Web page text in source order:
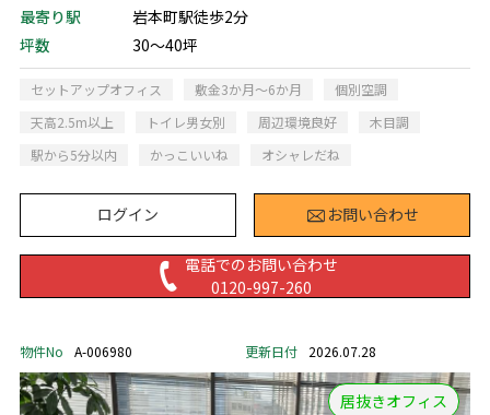
最寄り駅
岩本町駅徒歩2分
坪数
30～40坪
セットアップオフィス 敷金3か月～6か月
個別空調
天高2.5m以上
トイレ男女別 周辺環境良好
木目調
駅から5分以内
かっこいいね オシャレだね
ログイン お問い合わせ
電話でのお問い合わせ
0120-997-260
物件No A-006980 更新日付 2026.07.28
居抜きオフィス